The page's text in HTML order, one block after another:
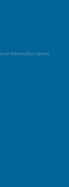
(pvm)